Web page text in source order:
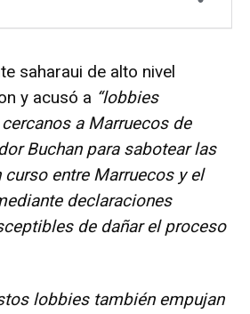
saharaui de alto nivel
y acusó a “lobbies
a Marruecos de
Buchan para sabotear las
entre Marruecos y el
declaraciones
de dañar el proceso
lobbies también empujan